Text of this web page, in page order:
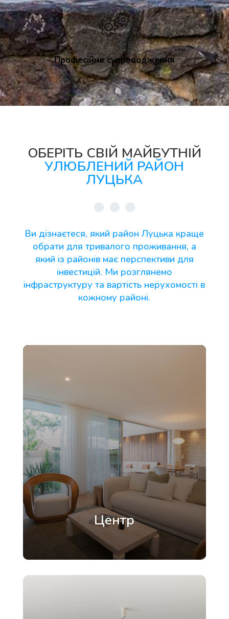
Професійне супроводження
ОБЕРІТЬ СВІЙ МАЙБУТНІЙ
УЛЮБЛЕНИЙ РАЙОН
ЛУЦЬКА
Ви дізнаєтеся, який район Луцька краще
обрати для тривалого проживання, а
який із районів має перспективи для
інвестицій. Ми розглянемо
інфраструктуру та вартість нерухомості в
кожному районі.
Центр
серце міста з історичним колоритом та
сучасним комфортом